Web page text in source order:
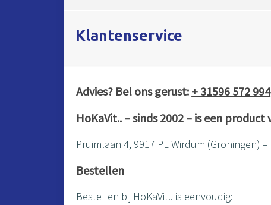
Klantenservice
Advies? Bel ons gerust: + 31596 572 994
HoKaVit.. – sinds 2002 – is een
Pruimlaan 4, 9917 PL Wirdum (Groningen)
Bestellen
Bestellen bij HoKaVit.. is eenvoudig: